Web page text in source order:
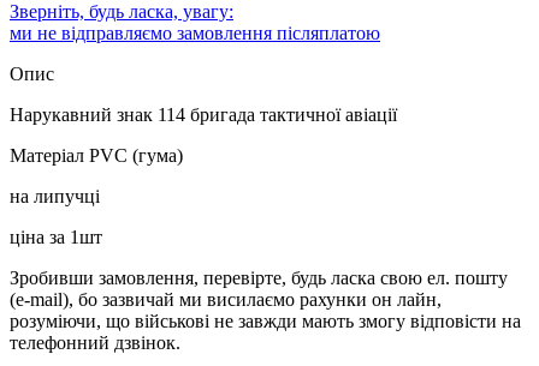
Зверніть, будь ласка, увагу:
ми не відправляємо замовлення післяплатою
Опис
Нарукавний знак 114 бригада тактичної авіації
Матеріал PVC (гума)
на липучці
ціна за 1шт
Зробивши замовлення, перевірте, будь ласка свою ел. пошту
(e-mail), бо зазвичай ми висилаємо рахунки он лайн,
розуміючи, що військові не завжди мають змогу відповісти на
телефонний дзвінок.